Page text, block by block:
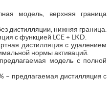
модель, верхняя граница
дистилляции, нижняя граница.
с функцией LCE + LKD.
дистилляция с удалением
нормы активаций.
модель с полной
– предлагаемая дистилляция с